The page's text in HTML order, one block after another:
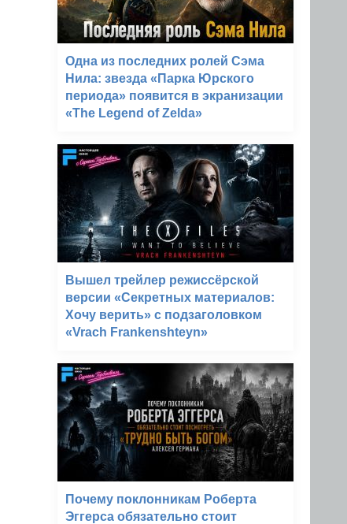
Одна из последних ролей Сэма
Нила: звезда «Парка Юрского
периода» появится в экранизации
«The Legend of Zelda»
Вышел трейлер режиссёрской
версии «Секретных материалов:
Хочу верить» с подзаголовком
«Vrach Frankenshteyn»
Почему поклонникам Роберта
Эггерса обязательно стоит